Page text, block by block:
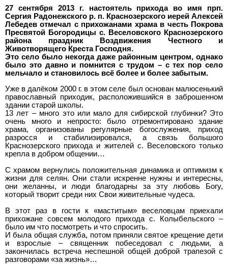
27 сентября 2013 г. настоятель прихода во имя прп.
Сергия Радонежского р. п. Краснозерского иерей Алексей
Лебедев отмечал с прихожанами храма в честь Покрова
Пресвятой Богородицы с. Веселовского Краснозерского
района праздник Воздвижения Честного и
Животворящего Креста Господня.
Это село было некогда даже районным центром, однако
было это давно и помнится с трудом – с тех пор село
мельчало и становилось всё более и более забытым.
Уже в далёком 2000 г. в этом селе был основан малюсенький
православный приходик, расположившийся в заброшенном
здании старой школы.
13 лет – много это или мало для сибирской глубинки? Это
очень много и непросто: было отремонтировано здание
храма, организованы регулярные богослужения, приход
разросся и стабилизировался, а связь большого
Краснозерского прихода и жителей с. Веселовского только
крепла в добром общении…
С храмом вернулись положительная динамика и оптимизм к
жизни для селян. Они стали искренне нужны и интересны,
они желанны, и люди благодарны за эту любовь Богу,
который творит среди них Свои живительные чудеса.
В этот раз в гости к «маститым» веселовцам приехали
прихожане совсем молодого прихода с. Колыбельского –
было им что посмотреть и что спросить.
И была общая служба, потом приняли святое крещение дети
и взрослые – священник побеседовал с людьми, а
закончилась встреча неспешной общей доброй трапезой с
разговорами «за жизнь»…